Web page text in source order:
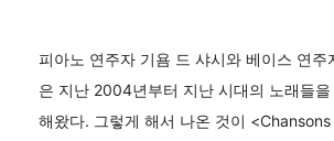
피아노 연주자 기욤 드 샤시와 베이스 연주
은 지난 2004년부터 지난 시대의 노래들
해왔다. 그렇게 해서 나온 것이